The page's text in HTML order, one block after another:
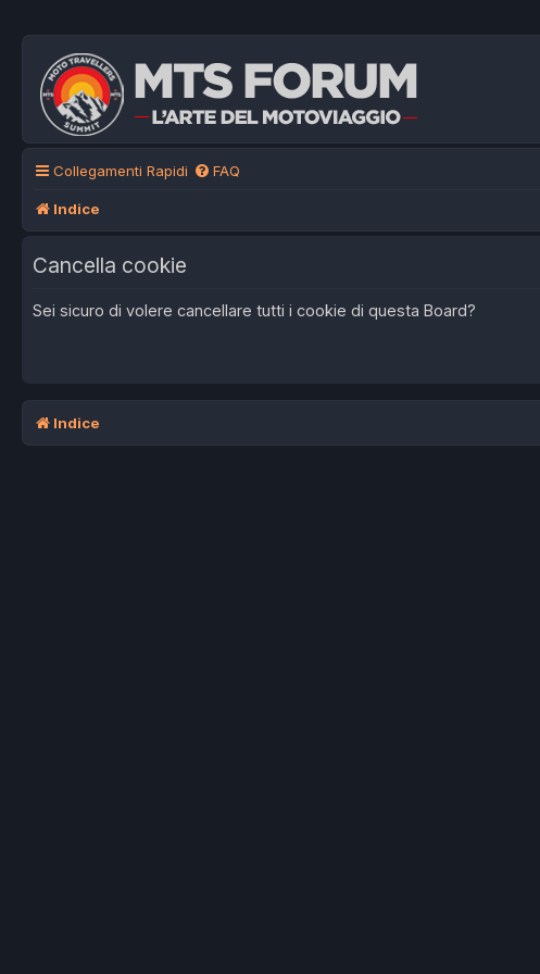
Collegamenti Rapidi FAQ
Indice
Cancella cookie
Sei sicuro di volere cancellare tutti i cookie di questa Board?
Indice